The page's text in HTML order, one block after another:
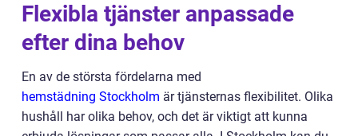
Flexibla tjänster anpassade
efter dina behov
En av de största fördelarna med
hemstädning Stockholm är tjänsternas flexibilitet. Olika
hushåll har olika behov, och det är viktigt att kunna